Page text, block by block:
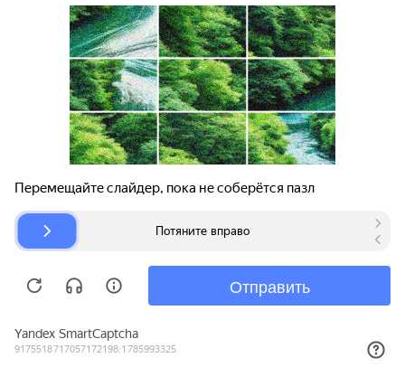
Поиск запчастей
Для автокомпаний
Авторазборки
О проекте
Помощь
Карта сайта
© bibinet.ru - система поиска запчастей,
Copyright 2010-2026 Все права защищены